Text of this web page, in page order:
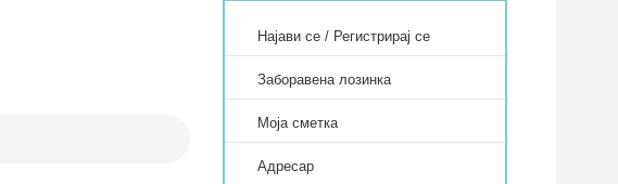
Најави се/ Регистрирај се
Заборавена лозинка
Моја сметка
Адресар